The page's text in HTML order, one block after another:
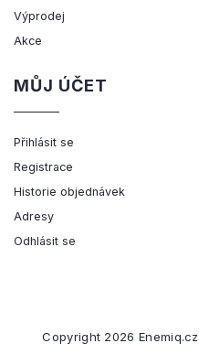
Výprodej
Akce
MŮJ ÚČET
Přihlásit se
Registrace
Historie objednávek
Adresy
Odhlásit se
Copyright 2026 Enemiq.cz